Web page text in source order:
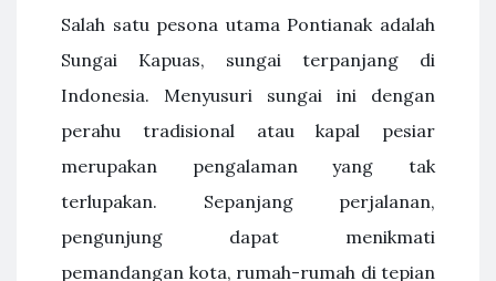
Salah satu pesona utama Pontianak adalah
Sungai Kapuas, sungai terpanjang di
Indonesia. Menyusuri sungai ini dengan
perahu tradisional atau kapal pesiar
merupakan pengalaman yang tak
terlupakan. Sepanjang perjalanan,
pengunjung dapat menikmati
pemandangan kota, rumah-rumah di tepian